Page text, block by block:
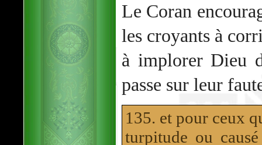
Le Coran
les croyants à
à implorer Dieu
passe sur leur
135. et pour ceux
turpitude ou